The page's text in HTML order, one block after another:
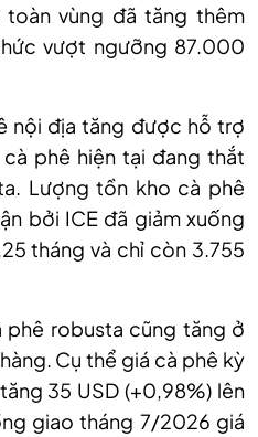
vùng đã tăng thêm
vượt ngưỡng 87.000
nội địa tăng được hỗ trợ
phê hiện tại đang thắt
Lượng tồn kho cà phê
bởi ICE đã giảm xuống
tháng và chỉ còn 3.755
phê robusta cũng tăng ở
Cụ thể giá cà phê kỳ
35 USD (+0,98%) lên
giao tháng 7/2026 giá